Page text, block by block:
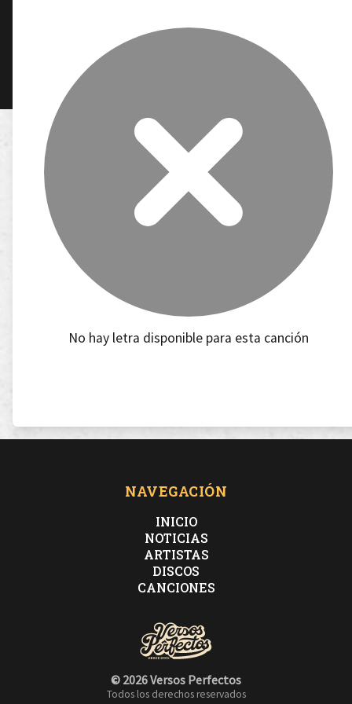
No hay letra disponible para esta canción
NAVEGACIÓN
INICIO
NOTICIAS
ARTISTAS
DISCOS
CANCIONES
© 2026 Versos Perfectos
Todos los derechos reservados